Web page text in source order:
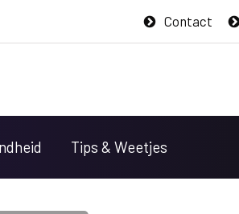
Contact
Tips & Weetjes